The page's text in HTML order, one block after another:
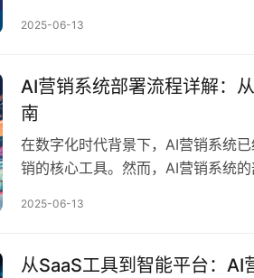
+私域承接+智能转…
2025-06-13
AI营销系统部署流程详解：
南
在数字化时代背景下，AI营销系统
销的核心工具。然而，AI营销系统
拆解AI营销系…
2025-06-13
从SaaS工具到智能平台：AI